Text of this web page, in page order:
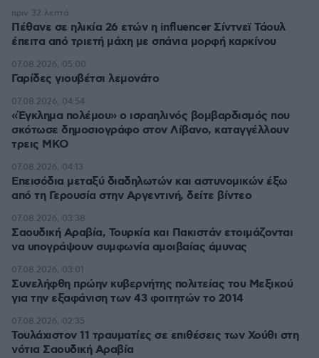
Πέθανε σε ηλικία 26 ετών η influencer Σίντνεϊ Τάουλ
έπειτα από τριετή μάχη με σπάνια μορφή καρκίνου
πριν 32 λεπτά
Γαρίδες γιουβέτσι λεμονάτο
07.08.2026, 05:00
«Έγκλημα πολέμου» ο ισραηλινός βομβαρδισμός που
σκότωσε δημοσιογράφο στον Λίβανο, καταγγέλλουν
τρεις ΜΚΟ
07.08.2026, 04:54
Επεισόδια μεταξύ διαδηλωτών και αστυνομικών έξω
από τη Γερουσία στην Αργεντινή, δείτε βίντεο
07.08.2026, 04:13
Σαουδική Αραβία, Τουρκία και Πακιστάν ετοιμάζονται
να υπογράψουν συμφωνία αμοιβαίας άμυνας
07.08.2026, 03:38
Συνελήφθη πρώην κυβερνήτης πολιτείας του Μεξικού
για την εξαφάνιση των 43 φοιτητών το 2014
07.08.2026, 03:01
Τουλάχιστον 11 τραυματίες σε επιθέσεις των Χούθι στη
νότια Σαουδική Αραβία
07.08.2026, 02:35